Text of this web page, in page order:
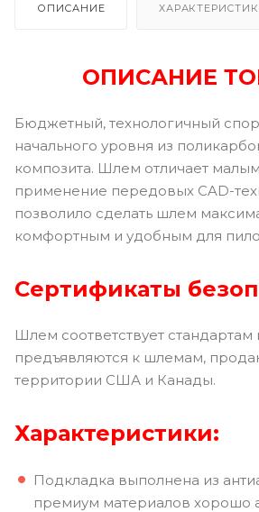
ОПИСАНИЕ
ОПИСАНИЕ
Бюджетный, технологичный
начального уровня из
композита. Шлем отличает
применение передовых CAD-
позволило сделать шлем
комфортным и удобным для
Сертификаты
Шлем соответствует стандартам
предъявляются к шлемам,
территории США и Канады.
Характеристики:
Подкладка выполнена из
премиум материалов хорошо